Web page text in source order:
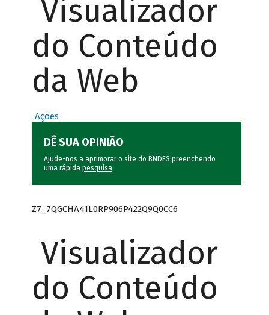
Visualizador
do Conteúdo
da Web
Ações
DÊ SUA OPINIÃO
Ajude-nos a aprimorar o site do BNDES preenchendo
uma rápida pesquisa.
Z7_7QGCHA41L0RP906P422Q9Q0CC6
Visualizador
do Conteúdo